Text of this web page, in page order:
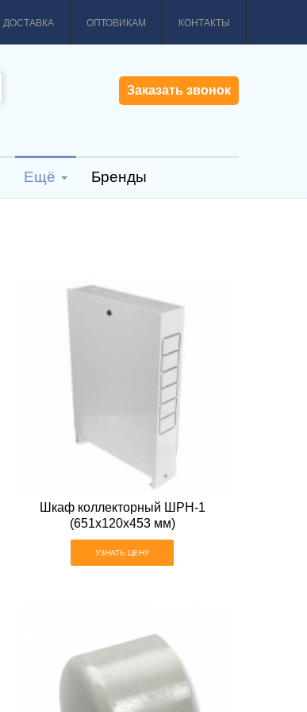
КОНТАКТЫ
ОПТОВИКАМ
ДОСТАВКА
Заказать звонок
Ещё Бренды
Шкаф коллекторный ШРН-1
(651х120х453 мм)
УЗНАТЬ ЦЕНУ